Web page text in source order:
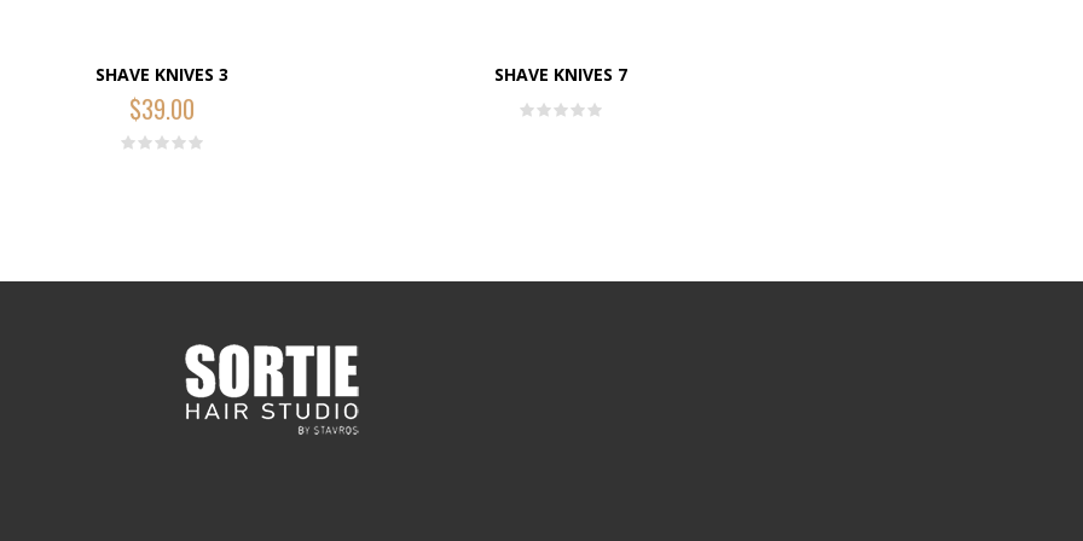
SHAVE KNIVES 3
$39.00
SHAVE KNIVES 7